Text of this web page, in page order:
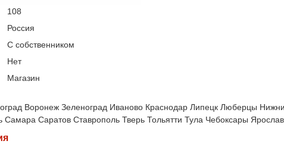
108
Россия
C собственником
Нет
Магазин
Воронеж Зеленоград Иваново Краснодар Липецк Люберцы
Самара Саратов Ставрополь Тверь Тольятти Тула Чебоксары